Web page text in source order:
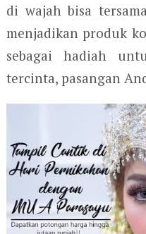
di wajah bisa
menjadikan produk
sebagai hadiah
tercinta, pasangan